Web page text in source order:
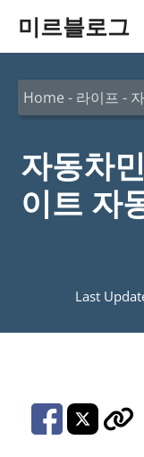
미르블로그
Home - 라이프 - 자
자동차
이트 자
Last